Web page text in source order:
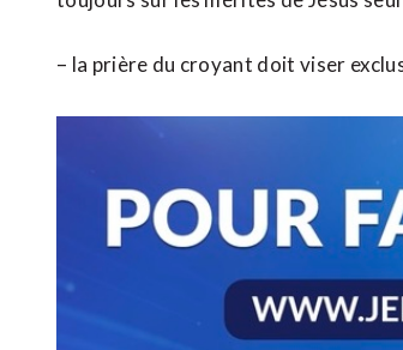
– la prière du croyant doit viser